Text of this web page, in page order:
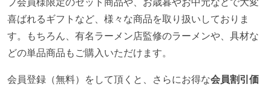
喜ばれるギフトなど、様々な商品を取り扱いしておりま
す。もちろん、有名ラーメン店監修のラーメンや、具材な
どの単品商品もご購入いただけます。
会員登録（無料）をして頂くと、さらにお得な会員割引価